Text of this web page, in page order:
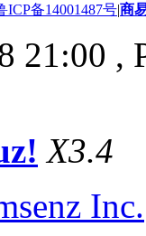
ICP备14001487号|商
21:00 ,
X3.4
Inc.